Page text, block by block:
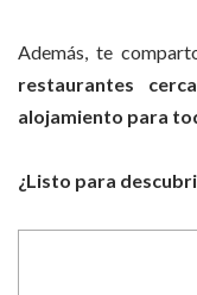
Además, te
restaurantes
alojamiento para
¿Listo para